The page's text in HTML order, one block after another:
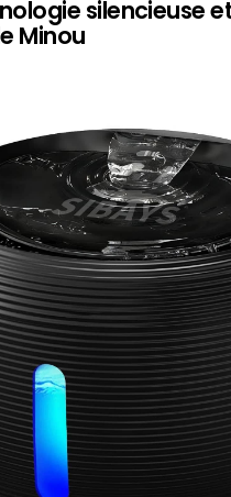
silencieuse
Minou